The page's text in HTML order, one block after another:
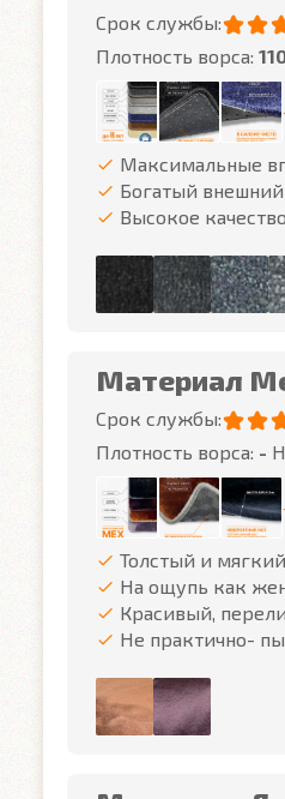
Срок службы:
Плотность ворса:
Максимальные
Богатый
Высокое качество
Материал
Срок службы:
Плотность ворса: -
Толстый и
На ощупь как
Красивый,
Не практично-